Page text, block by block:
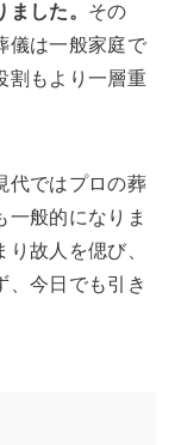
した。 その
儀は一般家庭で
割もより一層重
代ではプロの葬
一般的になりま
故人を偲び、
、今日でも引き